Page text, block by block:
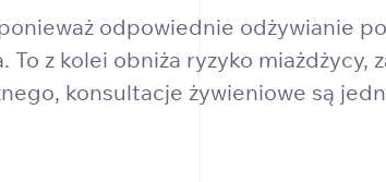
odpowiednie odżywianie
z kolei obniża ryzyko miażdżycy,
konsultacje żywieniowe są